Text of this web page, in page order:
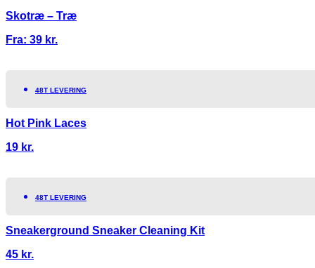
Skotræ – Træ
Fra: 39 kr.
48T LEVERING
Hot Pink Laces
19 kr.
48T LEVERING
Sneakerground Sneaker Cleaning Kit
45 kr.